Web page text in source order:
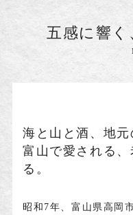
五感に響く
海と山と酒、地元
富山で愛される
る。
昭和7年、富山県高岡